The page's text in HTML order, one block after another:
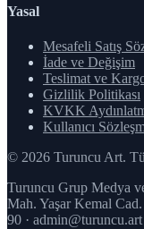
Yasal
Mesafeli Satış
İade ve Değişim
Teslimat ve
Gizlilik Politikası
KVKK
Kullanıcı
© 2026 Turuncu Art.
Turuncu Grup Medya
Mah. Yaşar Kemal
90 ·